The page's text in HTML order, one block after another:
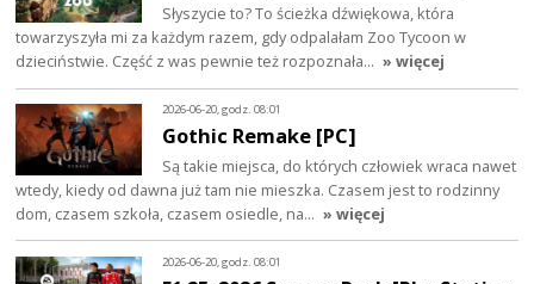
Słyszycie to? To ścieżka dźwiękowa, która
towarzyszyła mi za każdym razem, gdy odpalałam Zoo Tycoon w
dzieciństwie. Część z was pewnie też rozpoznała… » więcej
2026-06-20, godz. 08:01
Gothic Remake [PC]
Są takie miejsca, do których człowiek wraca nawet
wtedy, kiedy od dawna już tam nie mieszka. Czasem jest to rodzinny
dom, czasem szkoła, czasem osiedle, na… » więcej
2026-06-20, godz. 08:01